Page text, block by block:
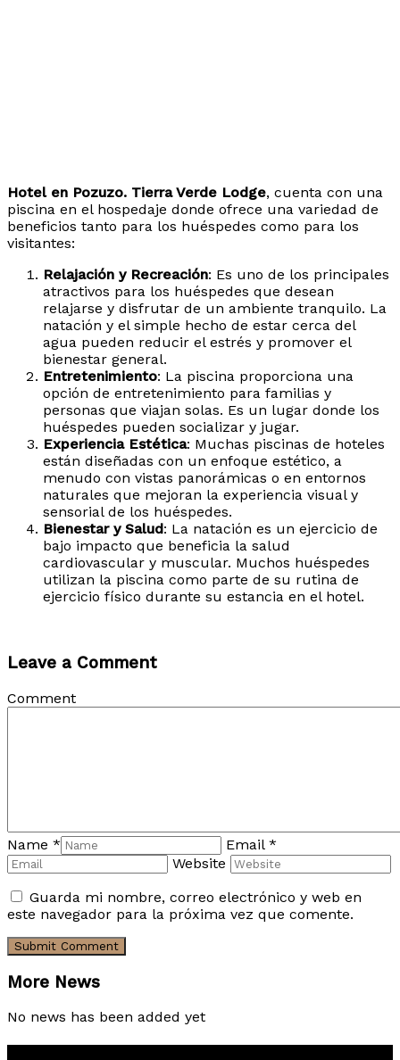
Hotel en Pozuzo. Tierra Verde Lodge, cuenta con una
piscina en el hospedaje donde ofrece una variedad de
beneficios tanto para los huéspedes como para los
visitantes:
Relajación y Recreación: Es uno de los principales
atractivos para los huéspedes que desean
relajarse y disfrutar de un ambiente tranquilo. La
natación y el simple hecho de estar cerca del
agua pueden reducir el estrés y promover el
bienestar general.
Entretenimiento: La piscina proporciona una
opción de entretenimiento para familias y
personas que viajan solas. Es un lugar donde los
huéspedes pueden socializar y jugar.
Experiencia Estética: Muchas piscinas de hoteles
están diseñadas con un enfoque estético, a
menudo con vistas panorámicas o en entornos
naturales que mejoran la experiencia visual y
sensorial de los huéspedes.
Bienestar y Salud: La natación es un ejercicio de
bajo impacto que beneficia la salud
cardiovascular y muscular. Muchos huéspedes
utilizan la piscina como parte de su rutina de
ejercicio físico durante su estancia en el hotel.
Leave a Comment
Comment
Name * Email *
Website
Guarda mi nombre, correo electrónico y web en
este navegador para la próxima vez que comente.
More News
No news has been added yet